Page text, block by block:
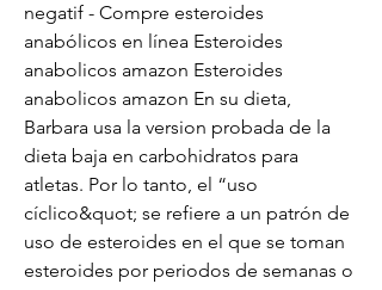
negatif - Compre esteroides
anabólicos en línea Esteroides
anabolicos amazon Esteroides
anabolicos amazon En su dieta,
Barbara usa la version probada de la
dieta baja en carbohidratos para
atletas. Por lo tanto, el “uso
cíclico&quot; se refiere a un patrón de
uso de esteroides en el que se toman
esteroides por periodos de semanas o